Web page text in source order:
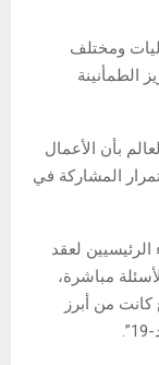
ومختلف
الطمأنينة
بأن الأعمال
المشاركة في
لعقد
مباشرة،
من أبرز